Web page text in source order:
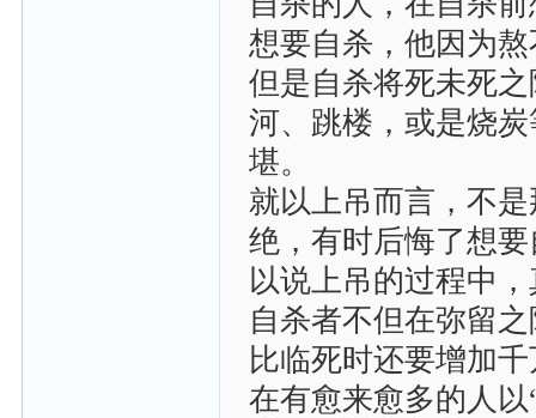
想要自杀，他因为
但是自杀将死未死
河、跳楼，或是烧
堪。
就以上吊而言，不
绝，有时后悔了想
以说上吊的过程中
自杀者不但在弥留
比临死时还要增加
在有愈来愈多的人